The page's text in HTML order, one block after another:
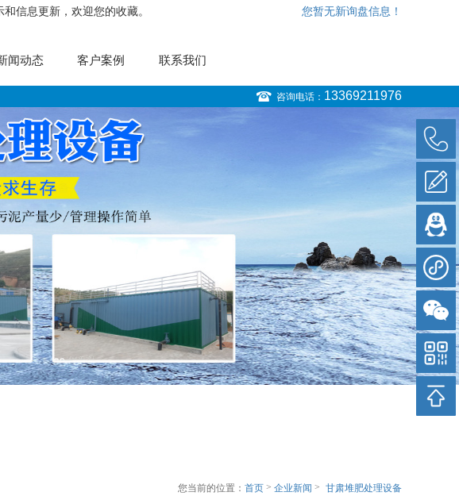
信息更新，欢迎您的收藏。 您暂无新询盘信息！
闻动态 客户案例 联系我们
咨询电话： 13369211976
您当前的位置： 首页 > 企业新闻 > 甘肃堆肥处理设备